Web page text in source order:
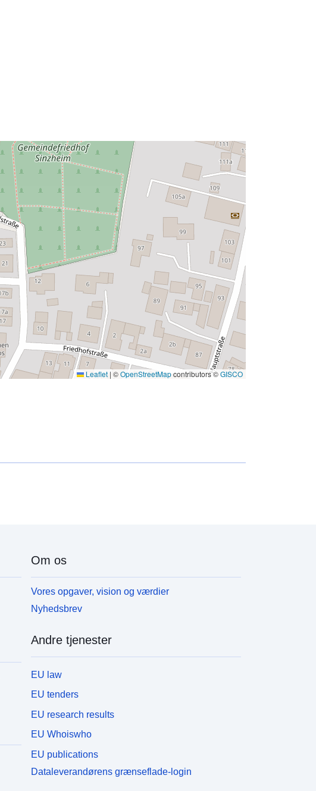
Leaflet | ©OpenStreetMapcontributors ©GISCO
Om os
Vores opgaver, vision og værdier
Nyhedsbrev
Andre tjenester
EU law
EU tenders
EU research results
EU Whoiswho
EU publications
Dataleverandørens grænseflade-login